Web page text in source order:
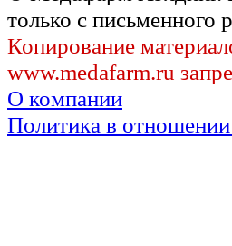
только с письменного
Копирование
www.medafarm.ru
О компании
Политика в